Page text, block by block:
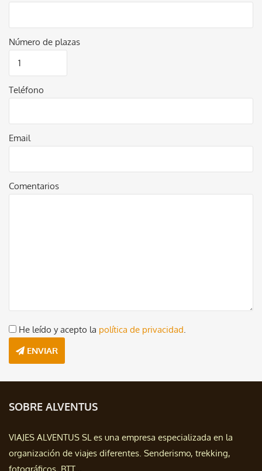
Número de plazas
Teléfono
Email
Comentarios
He leído y acepto la política de privacidad
ENVIAR
SOBRE ALVENTUS
VIAJES ALVENTUS SL es una empresa especializada en la
organización de viajes diferentes. Senderismo, trekking,
fotográficos, BTT...